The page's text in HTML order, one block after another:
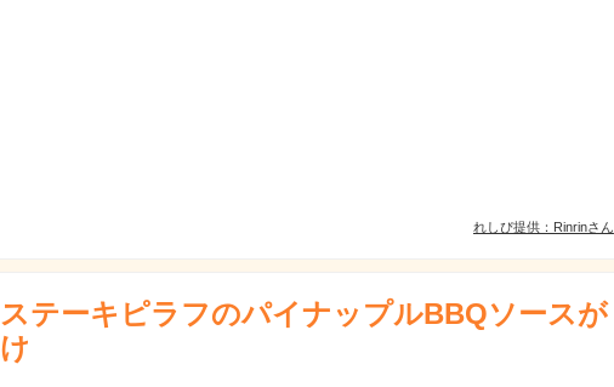
れしぴ提供：Rinrinさん
ステーキピラフのパイナップルBBQソースが
け